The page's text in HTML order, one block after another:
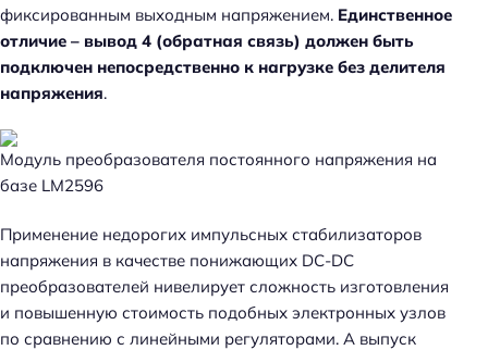
фиксированным выходным напряжением. Единственное
отличие – вывод 4 (обратная связь) должен быть
подключен непосредственно к нагрузке без делителя
напряжения.
Модуль преобразователя постоянного напряжения на
базе LM2596
Применение недорогих импульсных стабилизаторов
напряжения в качестве понижающих DC-DC
преобразователей нивелирует сложность изготовления
и повышенную стоимость подобных электронных узлов
по сравнению с линейными регуляторами. А выпуск